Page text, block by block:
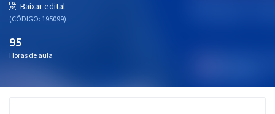
Aprovados
Baixar edital
(CÓDIGO: 195099)
95
Horas de aula